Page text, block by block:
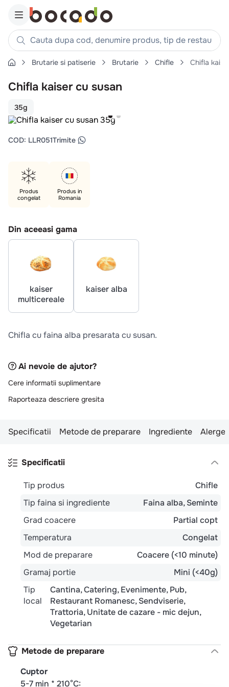
Cauta dupa cod, denumire produs, tip de restaurant,
Căutări populare
1. cartofi
. piept pui
3. pui
4. chifle
coaste
ceafa
aripi
10.pizza
Brutarie si patiserie Brutarie Chifle Chifla
Chifla kaiser cu susan
35g
COD: LLR051Trimite
Produs
congelat
Produs in
Romania
Din aceeasi gama
kaiser
multicereale
kaiser alba
Chifla cu faina alba presarata cu susan.
Ai nevoie de ajutor?
Cere informatii suplimentare
Raporteaza descriere gresita
Specificatii Metode de preparare Ingrediente
Specificatii
Tip produs
Chifle
Tip faina si ingrediente
Faina alba Seminte
Grad coacere
Partial copt
Temperatura
Congelat
Mod de preparare
Coacere (<10 minute)
Gramaj portie
Mini (<40g)
Tip
local
Cantina Catering Evenimente Pub
Restaurant Romanesc Sendviserie
Trattoria Unitate de cazare - mic dejun
Vegetarian
Metode de preparare
Cuptor
5-7 min * 210°C: